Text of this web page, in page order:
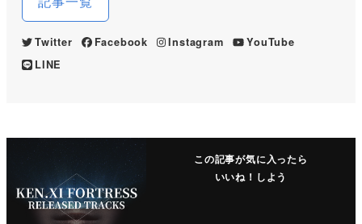
Twitter Facebook Instagram
YouTube
LINE
この記事が気に入ったら
いいね！しよう